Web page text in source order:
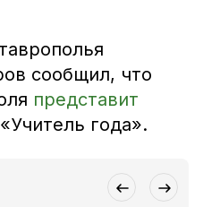
сообщил, что
представит
года».